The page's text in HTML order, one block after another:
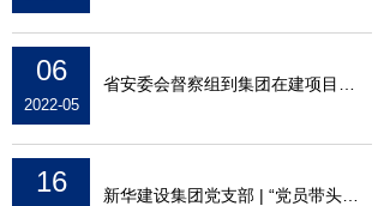
06
2022-05
省安委会督察组到集团在建项目进行
16 新华建设集团党支部 | “党员带头抓安